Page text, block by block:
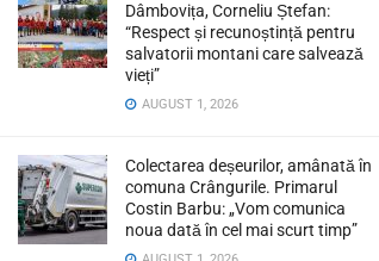
Dâmbovița, Corneliu Ștefan:
“Respect și recunoștință pentru
salvatorii montani care salvează
vieți”
AUGUST 1, 2026
Colectarea deșeurilor, amânată în
comuna Crângurile. Primarul
Costin Barbu: „Vom comunica
noua dată în cel mai scurt timp”